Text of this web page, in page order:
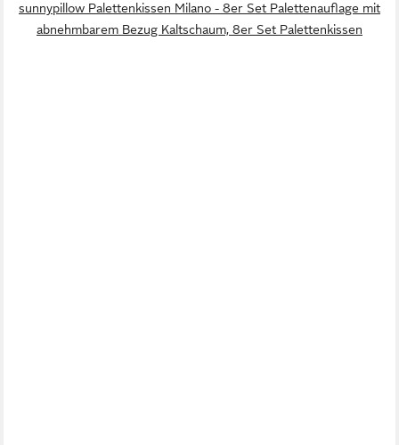
sunnypillow Palettenkissen Milano - 8er Set Palettenauflage mit
abnehmbarem Bezug Kaltschaum, 8er Set Palettenkissen